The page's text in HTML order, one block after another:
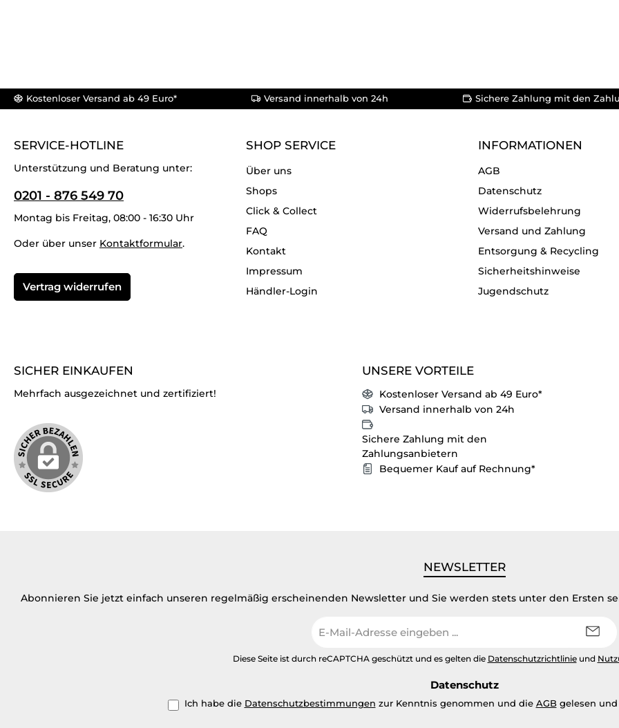
Kostenloser Versand ab 49 Euro* Versand innerhalb von 24h Sichere Zahlung mit den
SERVICE-HOTLINE
Unterstützung und Beratung unter:
0201 - 876 549 70
Montag bis Freitag, 08:00 - 16:30 Uhr
Oder über unser Kontaktformular.
Vertrag widerrufen
SHOP SERVICE
Über uns
Shops
Click & Collect
FAQ
Kontakt
Impressum
Händler-Login
INFORMATIONEN
AGB
Datenschutz
Widerrufsbelehrung
Versand und Zahlung
Entsorgung & Recycling
Sicherheitshinweise
Jugendschutz
SICHER EINKAUFEN
Mehrfach ausgezeichnet und zertifiziert!
UNSERE VORTEILE
Kostenloser Versand ab 49 Euro*
Versand innerhalb von 24h
Sichere Zahlung mit den
Zahlungsanbietern
Bequemer Kauf auf Rechnung*
NEWSLETTER
Abonnieren Sie jetzt einfach unseren regelmäßig erscheinenden Newsletter und Sie werden stets unter den Ersten
Mail-
Diese Seite ist durch reCAPTCHA geschützt und es gelten die Datenschutzrichtlinieund
Datenschutz
Ich habe die Datenschutzbestimmungen zur Kenntnis genommen und die AGBgelesen und